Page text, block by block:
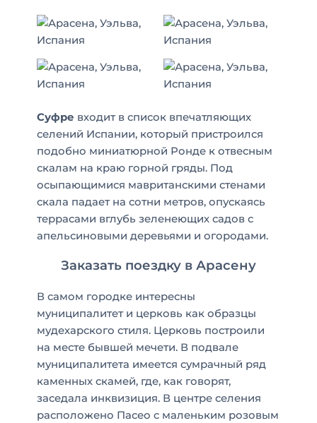
Суфре входит в список впечатляющих
селений Испании, который пристроился
подобно миниатюрной Ронде к отвесным
скалам на краю горной гряды. Под
осыпающимися мавританскими стенами
скала падает на сотни метров, опускаясь
террасами вглубь зеленеющих садов с
апельсиновыми деревьями и огородами.
Заказать поездку в Арасену
В самом городке интересны
муниципалитет и церковь как образцы
мудехарского стиля. Церковь построили
на месте бывшей мечети. В подвале
муниципалитета имеется сумрачный ряд
каменных скамей, где, как говорят,
заседала инквизиция. В центре селения
расположено Пасео с маленьким розовым